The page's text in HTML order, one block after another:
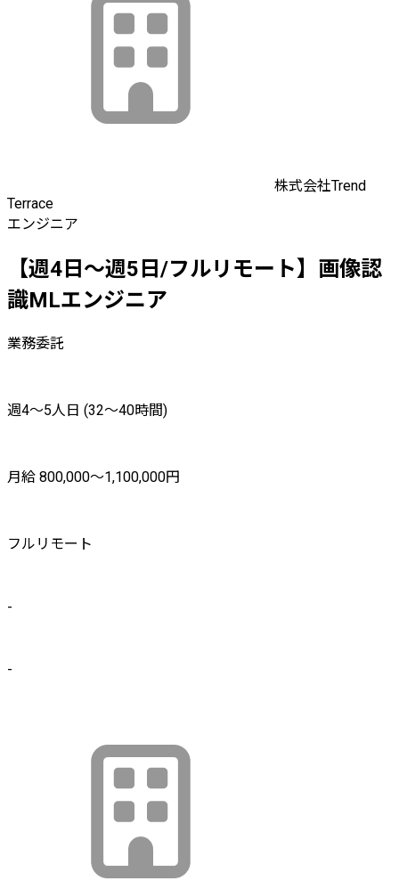
株式会社Trend
Terrace
エンジニア
【週4日〜週5日/フルリモート】画像認
識MLエンジニア
業務委託
週4〜5人日 (32〜40時間)
月給 800,000〜1,100,000円
フルリモート
-
-